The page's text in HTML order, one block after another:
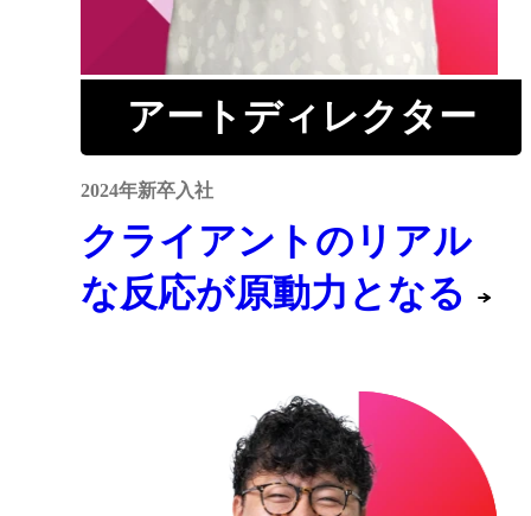
アートディレクター
2024年新卒入社
クライアントのリアル
な反応が原動力となる